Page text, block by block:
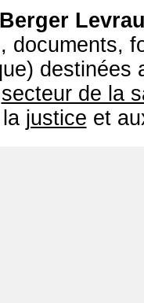
documents,
destinées
secteur de la
la justice et